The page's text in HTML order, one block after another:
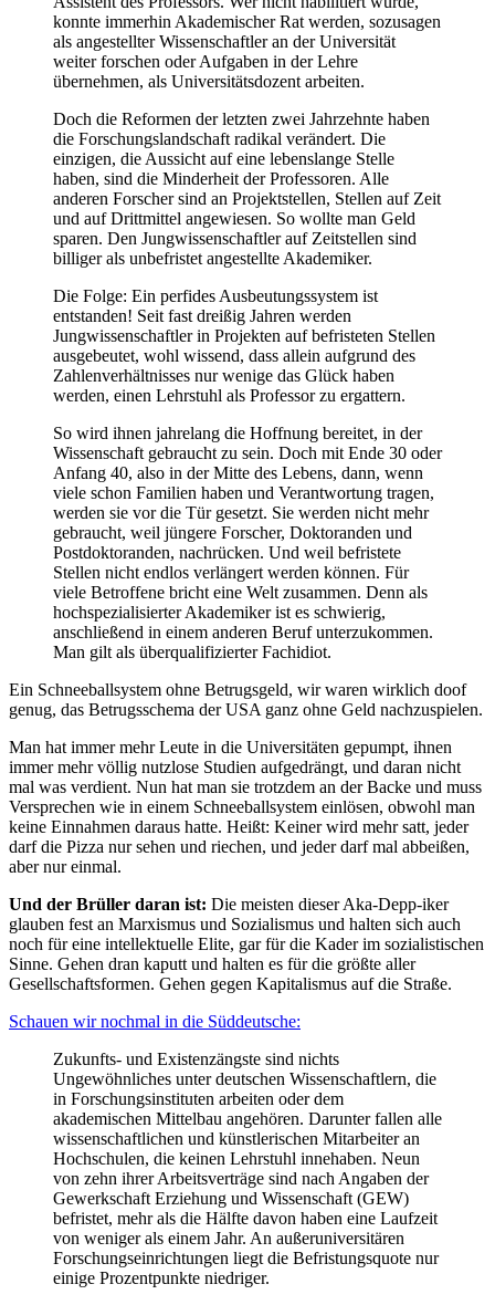
konnte immerhin Akademischer Rat werden, sozusagen
als angestellter Wissenschaftler an der Universität
weiter forschen oder Aufgaben in der Lehre
übernehmen, als Universitätsdozent arbeiten.
Doch die Reformen der letzten zwei Jahrzehnte haben
die Forschungslandschaft radikal verändert. Die
einzigen, die Aussicht auf eine lebenslange Stelle
haben, sind die Minderheit der Professoren. Alle
anderen Forscher sind an Projektstellen, Stellen auf Zeit
und auf Drittmittel angewiesen. So wollte man Geld
sparen. Den Jungwissenschaftler auf Zeitstellen sind
billiger als unbefristet angestellte Akademiker.
Die Folge: Ein perfides Ausbeutungssystem ist
entstanden! Seit fast dreißig Jahren werden
Jungwissenschaftler in Projekten auf befristeten Stellen
ausgebeutet, wohl wissend, dass allein aufgrund des
Zahlenverhältnisses nur wenige das Glück haben
werden, einen Lehrstuhl als Professor zu ergattern.
So wird ihnen jahrelang die Hoffnung bereitet, in der
Wissenschaft gebraucht zu sein. Doch mit Ende 30 oder
Anfang 40, also in der Mitte des Lebens, dann, wenn
viele schon Familien haben und Verantwortung tragen,
werden sie vor die Tür gesetzt. Sie werden nicht mehr
gebraucht, weil jüngere Forscher, Doktoranden und
Postdoktoranden, nachrücken. Und weil befristete
Stellen nicht endlos verlängert werden können. Für
viele Betroffene bricht eine Welt zusammen. Denn als
hochspezialisierter Akademiker ist es schwierig,
anschließend in einem anderen Beruf unterzukommen.
Man gilt als überqualifizierter Fachidiot.
Ein Schneeballsystem ohne Betrugsgeld, wir waren wirklich doof
genug, das Betrugsschema der USA ganz ohne Geld nachzuspielen.
Man hat immer mehr Leute in die Universitäten gepumpt, ihnen
immer mehr völlig nutzlose Studien aufgedrängt, und daran nicht
mal was verdient. Nun hat man sie trotzdem an der Backe und muss
Versprechen wie in einem Schneeballsystem einlösen, obwohl man
keine Einnahmen daraus hatte. Heißt: Keiner wird mehr satt, jeder
darf die Pizza nur sehen und riechen, und jeder darf mal abbeißen,
aber nur einmal.
Und der Brüller daran ist: Die meisten dieser Aka-Depp-iker
glauben fest an Marxismus und Sozialismus und halten sich auch
noch für eine intellektuelle Elite, gar für die Kader im sozialistischen
Sinne. Gehen dran kaputt und halten es für die größte aller
Gesellschaftsformen. Gehen gegen Kapitalismus auf die Straße.
Schauen wir nochmal in die Süddeutsche:
Zukunfts- und Existenzängste sind nichts
Ungewöhnliches unter deutschen Wissenschaftlern, die
in Forschungsinstituten arbeiten oder dem
akademischen Mittelbau angehören. Darunter fallen alle
wissenschaftlichen und künstlerischen Mitarbeiter an
Hochschulen, die keinen Lehrstuhl innehaben. Neun
von zehn ihrer Arbeitsverträge sind nach Angaben der
Gewerkschaft Erziehung und Wissenschaft (GEW)
befristet, mehr als die Hälfte davon haben eine Laufzeit
von weniger als einem Jahr. An außeruniversitären
Forschungseinrichtungen liegt die Befristungsquote nur
einige Prozentpunkte niedriger.